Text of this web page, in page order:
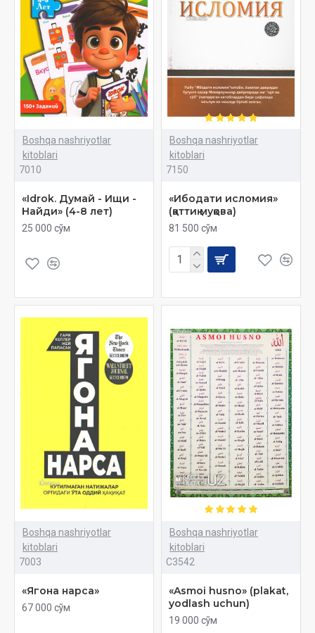
Boshqa nashriyotlar
kitoblari
7010
«Idrok. Думай - Ищи -
Найди» (4-8 лет)
25 000 сўм
Boshqa nashriyotlar
kitoblari
7150
«Ибодати исломия»
(қаттиқ муқова)
81 500 сўм
Boshqa nashriyotlar
kitoblari
7003
«Ягона нарса»
67 000 сўм
Boshqa nashriyotlar
kitoblari
C3542
«Asmoi husno» (plakat,
yodlash uchun)
19 000 сўм